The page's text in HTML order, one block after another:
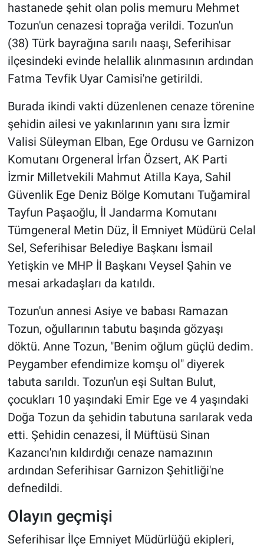
hastanede şehit olan polis memuru Mehmet
Tozun'un cenazesi toprağa verildi. Tozun'un
(38) Türk bayrağına sarılı naaşı, Seferihisar
ilçesindeki evinde helallik alınmasının ardından
Fatma Tevfik Uyar Camisi'ne getirildi.
Burada ikindi vakti düzenlenen cenaze törenine
şehidin ailesi ve yakınlarının yanı sıra İzmir
Valisi Süleyman Elban, Ege Ordusu ve Garnizon
Komutanı Orgeneral İrfan Özsert, AK Parti
İzmir Milletvekili Mahmut Atilla Kaya, Sahil
Güvenlik Ege Deniz Bölge Komutanı Tuğamiral
Tayfun Paşaoğlu, İl Jandarma Komutanı
Tümgeneral Metin Düz, İl Emniyet Müdürü Celal
Sel, Seferihisar Belediye Başkanı İsmail
Yetişkin ve MHP İl Başkanı Veysel Şahin ve
mesai arkadaşları da katıldı.
Tozun'un annesi Asiye ve babası Ramazan
Tozun, oğullarının tabutu başında gözyaşı
döktü. Anne Tozun, "Benim oğlum güçlü dedim.
Peygamber efendimize komşu ol" diyerek
tabuta sarıldı. Tozun'un eşi Sultan Bulut,
çocukları 10 yaşındaki Emir Ege ve 4 yaşındaki
Doğa Tozun da şehidin tabutuna sarılarak veda
etti. Şehidin cenazesi, İl Müftüsü Sinan
Kazancı'nın kıldırdığı cenaze namazının
ardından Seferihisar Garnizon Şehitliği'ne
defnedildi.
Olayın geçmişi
Seferihisar İlçe Emniyet Müdürlüğü ekipleri,